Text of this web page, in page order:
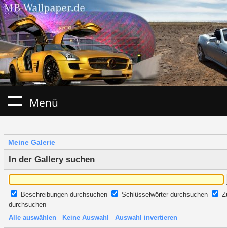
Menü
Meine Galerie
In der Gallery suchen
Beschreibungen durchsuchen Schlüsselwörter durchsuchen
durchsuchen
Alle auswählen
Keine Auswahl Auswahl invertieren